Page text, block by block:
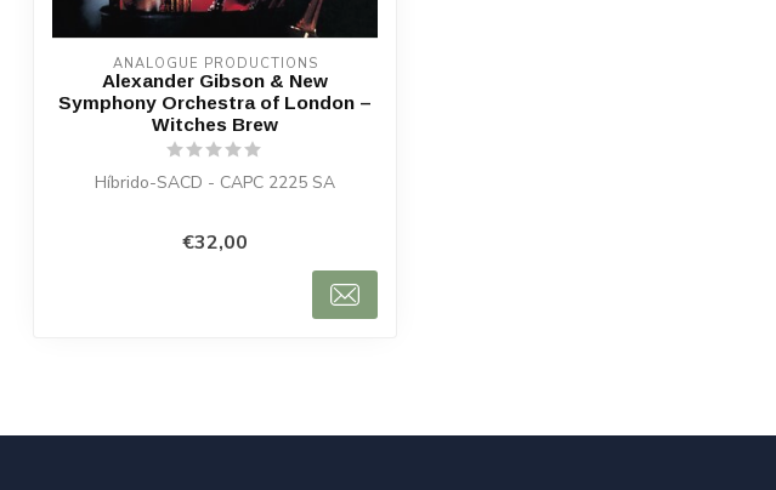
ANALOGUE PRODUCTIONS
Alexander Gibson & New
Symphony Orchestra of London –
Witches Brew
Híbrido-SACD - CAPC 2225 SA
€32,00